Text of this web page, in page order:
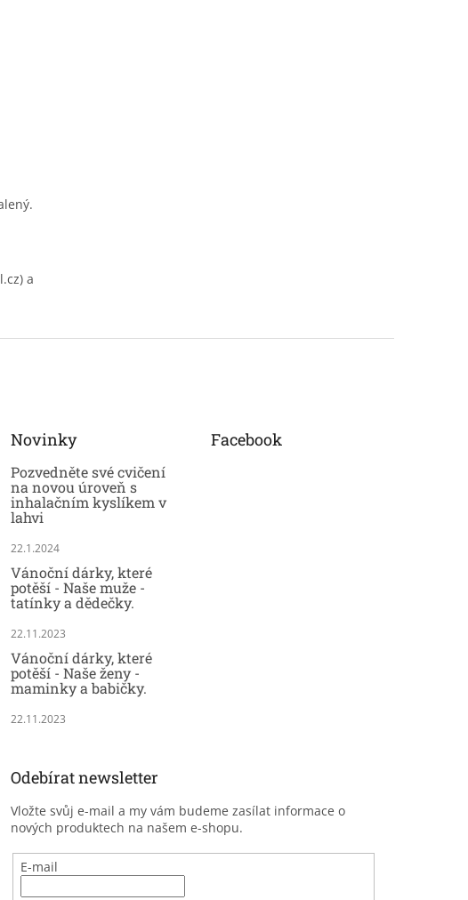
a
Novinky
Pozvedněte své cvičení
na novou úroveň s
inhalačním kyslíkem v
lahvi
22.1.2024
Vánoční dárky, které
potěší - Naše muže -
tatínky a dědečky.
22.11.2023
Vánoční dárky, které
potěší - Naše ženy -
maminky a babičky.
22.11.2023
Facebook
Odebírat newsletter
Vložte svůj e-mail a my vám budeme zasílat informace o
nových produktech na našem e-shopu.
E-mail